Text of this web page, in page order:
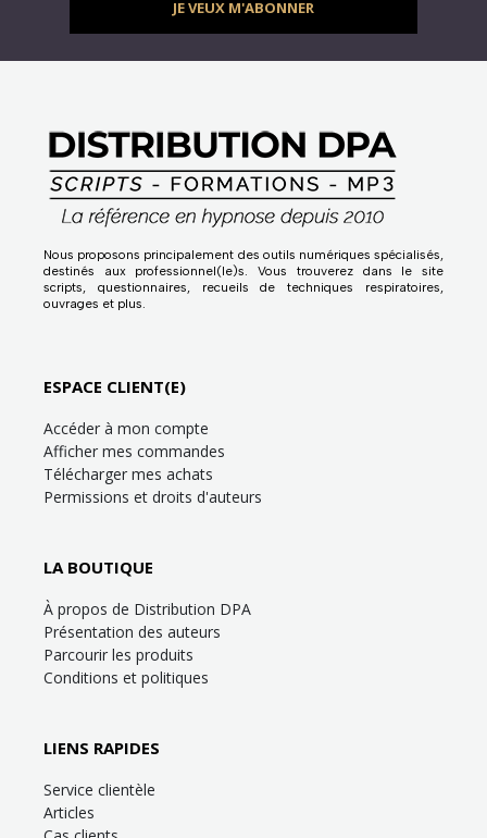
JE VEUX M'ABONNER
Nous proposons principalement des outils numériques spécialisés,
destinés aux professionnel(le)s. Vous trouverez dans le site
scripts, questionnaires, recueils de techniques respiratoires,
ouvrages et plus.
ESPACE CLIENT(E)
Accéder à mon compte
Afficher mes commandes
Télécharger mes achats
Permissions et droits d'auteurs
LA BOUTIQUE
À propos de Distribution DPA
Présentation des auteurs
Parcourir les produits
Conditions et politiques
LIENS RAPIDES
Service clientèle
Articles